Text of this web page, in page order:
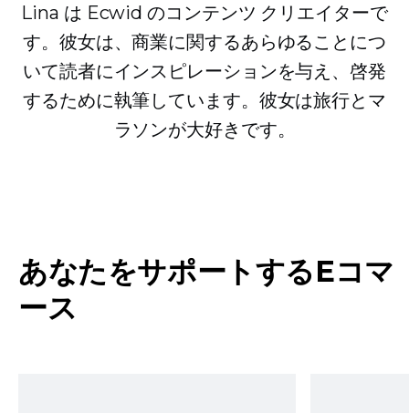
Lina は Ecwid のコンテンツ クリエイターで
す。彼女は、商業に関するあらゆることにつ
いて読者にインスピレーションを与え、啓発
するために執筆しています。彼女は旅行とマ
ラソンが大好きです。
あなたをサポートするEコマ
ース